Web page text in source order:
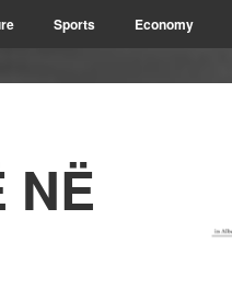
Sports Economy
NË